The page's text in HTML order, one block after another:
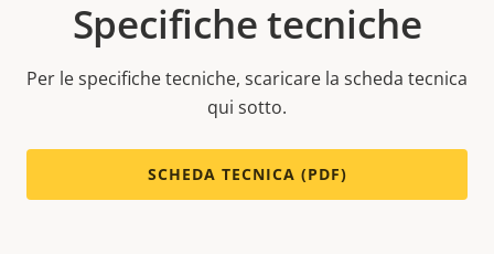
Specifiche tecniche
Per le specifiche tecniche, scaricare la scheda tecnica
qui sotto.
SCHEDA TECNICA (PDF)